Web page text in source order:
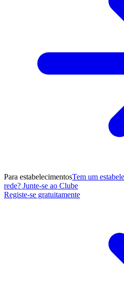
Para estabelecimentosTem um
rede? Junte-se ao Clube
Registe-se gratuitamente